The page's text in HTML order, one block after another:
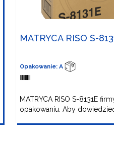
MATRYCA RISO S-
Opakowanie: A
MATRYCA RISO S-8131E
opakowaniu. Aby